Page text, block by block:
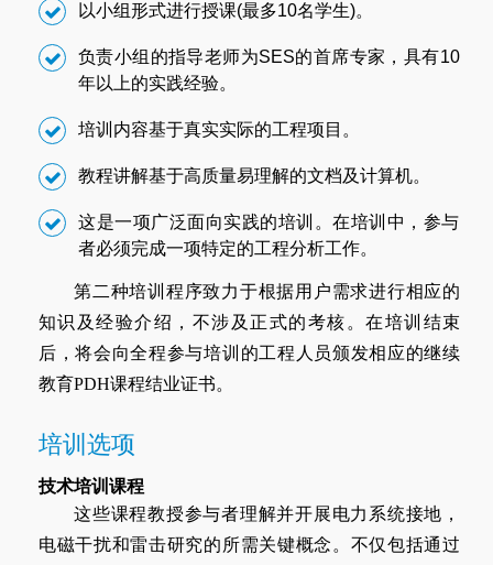
以小组形式进行授课(最多10名学生)。
负责小组的指导老师为SES的首席专家，具有10
年以上的实践经验。
培训内容基于真实实际的工程项目。
教程讲解基于高质量易理解的文档及计算机。
这是一项广泛面向实践的培训。在培训中，参与
者必须完成一项特定的工程分析工作。
第二种培训程序致力于根据用户需求进行相应的
知识及经验介绍，不涉及正式的考核。在培训结束
后，将会向全程参与培训的工程人员颁发相应的继续
教育PDH课程结业证书。
培训选项
技术培训课程
这些课程教授参与者理解并开展电力系统接地，
电磁干扰和雷击研究的所需关键概念。不仅包括通过